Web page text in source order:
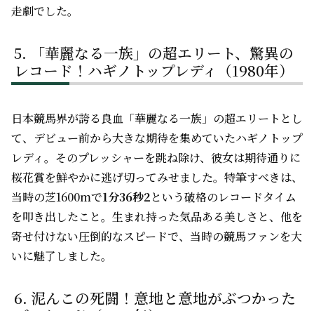
走劇でした。
「華麗なる一族」の超エリート、驚異の
レコード！ハギノトップレディ（1980年）
日本競馬界が誇る良血「華麗なる一族」の超エリートとし
て、デビュー前から大きな期待を集めていたハギノトップ
レディ。そのプレッシャーを跳ね除け、彼女は期待通りに
桜花賞を鮮やかに逃げ切ってみせました。特筆すべきは、
当時の芝1600mで1分36秒2という破格のレコードタイム
を叩き出したこと。生まれ持った気品ある美しさと、他を
寄せ付けない圧倒的なスピードで、当時の競馬ファンを大
いに魅了しました。
泥んこの死闘！意地と意地がぶつかった